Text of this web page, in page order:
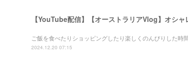
【YouTube配信】【オーストラリアVlog】オシ
ご飯を食べたりショッピングしたり楽しくのんびりした時
2024.12.20 07:15